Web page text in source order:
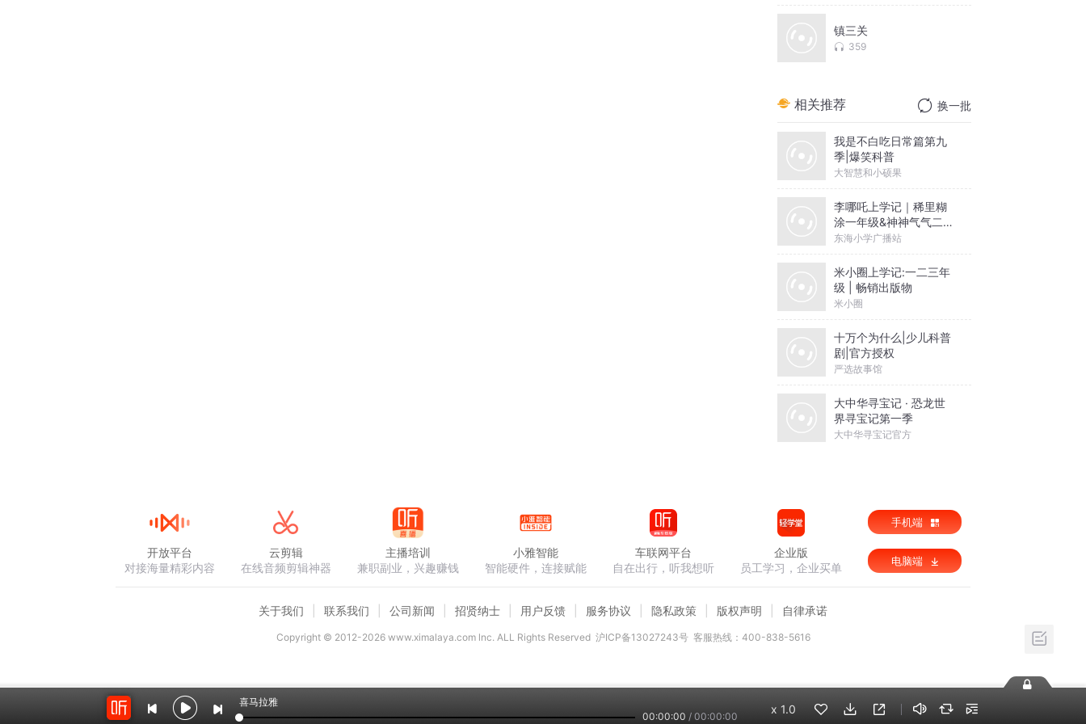
镇三关
359
相关推荐 换一批
我是不白吃日常篇第九
季|爆笑科普
大智慧和小硕果
李哪吒上学记｜稀里糊
涂一年级&神神气气二年
级
东海小学广播站
米小圈上学记:一二三年
级 | 畅销出版物
米小圈
十万个为什么|少儿科普
剧|官方授权
严选故事馆
大中华寻宝记 · 恐龙世
界寻宝记第一季
大中华寻宝记官方
喜马拉雅
00:00:00 / 00:00:00
x 1.0
开放平台
对接海量精彩内容
云剪辑
在线音频剪辑神器
主播培训
兼职副业，兴趣赚钱
小雅智能
智能硬件，连接赋能
车联网平台
自在出行，听我想听
企业版
员工学习，企业买单
手机端
电脑端
关于我们 联系我们 公司新闻 招贤纳士 用户反馈 服务协议 隐私政策 版权声明 自律承诺
Copyright © 2012-2026www.ximalaya.com lnc. ALL Rights Reserved 沪ICP备13027243号 客服热线：400-838-5616